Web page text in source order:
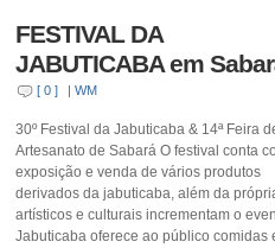
FESTIVAL DA
JABUTICABA em
[ 0 ] |WM
30º Festival da Jabuticaba & 14ª Feira
Artesanato de Sabará O festival conta
exposição e venda de vários produtos
derivados da jabuticaba, além da
artísticos e culturais incrementam o
Jabuticaba oferece ao público comidas